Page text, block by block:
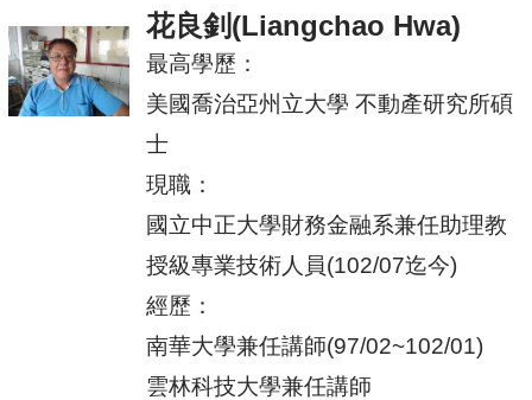
花良釗(Liangchao Hwa)
最高學歷：
美國喬治亞州立大學 不動產研究所碩
士
現職：
國立中正大學財務金融系兼任助理教
授級專業技術人員(102/07迄今)
經歷：
南華大學兼任講師(97/02~102/01)
雲林科技大學兼任講師